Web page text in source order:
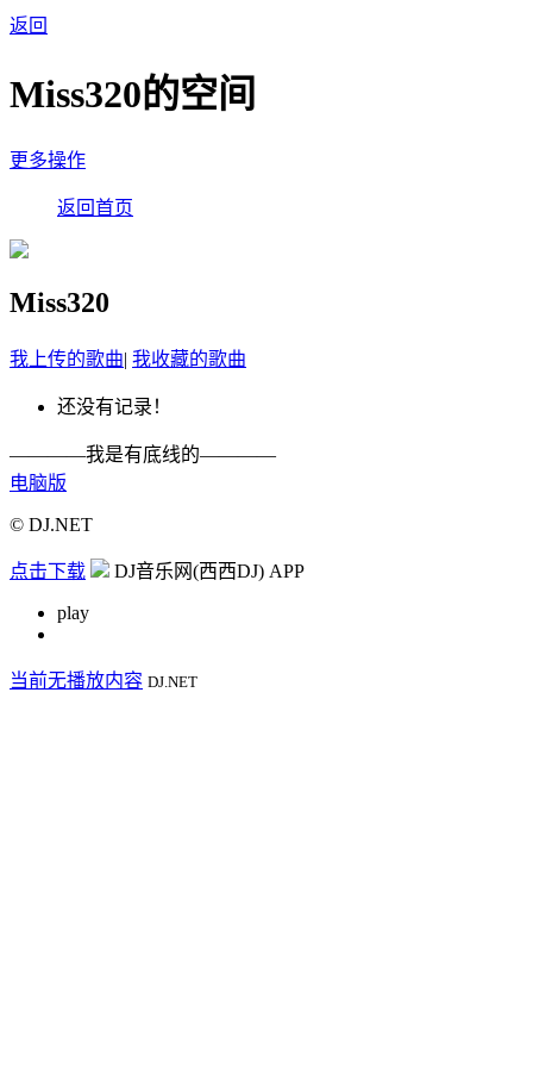
返回
Miss320的空间
更多操作
返回首页
Miss320
我上传的歌曲| 我收藏的歌曲
还没有记录！
————我是有底线的————
电脑版
© DJ.NET
点击下载 DJ音乐网(西西DJ) APP
play
当前无播放内容 DJ.NET